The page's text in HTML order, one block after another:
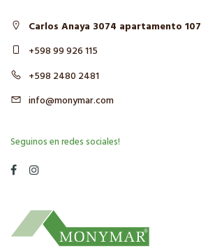
Carlos Anaya 3074 apartamento 107
+598 99 926 115
+598 2480 2481
info@monymar.com
Seguinos en redes sociales!